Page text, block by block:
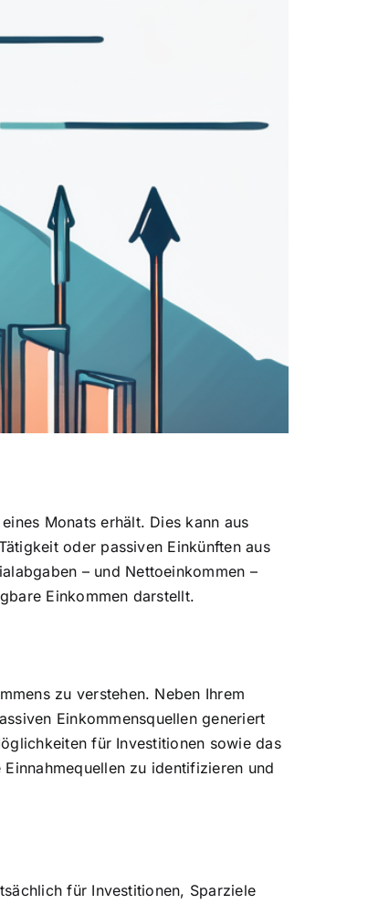
Monats erhält. Dies kann aus
oder passiven Einkünften aus
– und Nettoeinkommen –
Einkommen darstellt.
zu verstehen. Neben Ihrem
Einkommensquellen generiert
für Investitionen sowie das
zu identifizieren und
für Investitionen, Sparziele